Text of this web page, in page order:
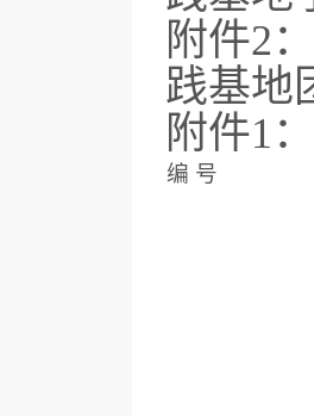
附件2
践基地
附件1
编 号